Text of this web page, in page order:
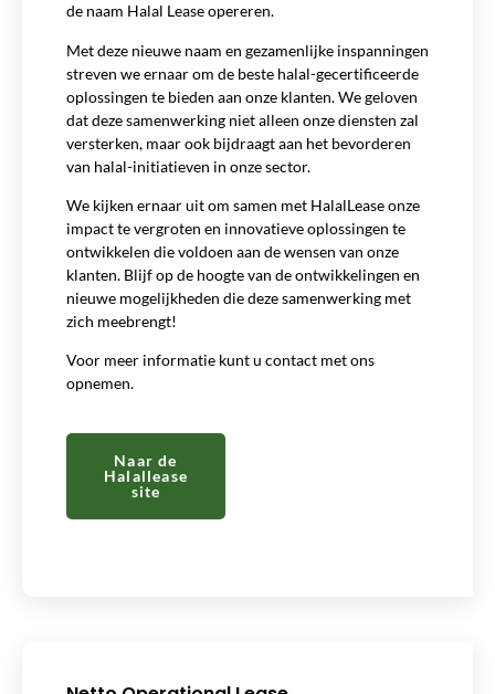
de naam Halal Lease opereren.
Met deze nieuwe naam en gezamenlijke inspanningen
streven we ernaar om de beste halal-gecertificeerde
oplossingen te bieden aan onze klanten. We geloven
dat deze samenwerking niet alleen onze diensten zal
versterken, maar ook bijdraagt aan het bevorderen
van halal-initiatieven in onze sector.
We kijken ernaar uit om samen met HalalLease onze
impact te vergroten en innovatieve oplossingen te
ontwikkelen die voldoen aan de wensen van onze
klanten. Blijf op de hoogte van de ontwikkelingen en
nieuwe mogelijkheden die deze samenwerking met
zich meebrengt!
Voor meer informatie kunt u contact met ons
opnemen.
Naar de
Halallease
site